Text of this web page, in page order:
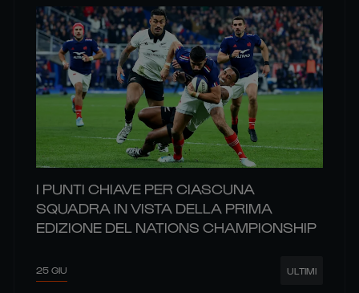
I PUNTI CHIAVE PER CIASCUNA
SQUADRA IN VISTA DELLA PRIMA
EDIZIONE DEL NATIONS CHAMPIONSHIP
25 GIU ULTIMI